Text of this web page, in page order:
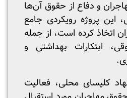
و دفاع از حقوق آن‌ها
این پروژه رویکردی جامع
اتخاذ کرده است، از جمله
ابتکارات بهداشتی و
کلیسای محلی، فعالیت